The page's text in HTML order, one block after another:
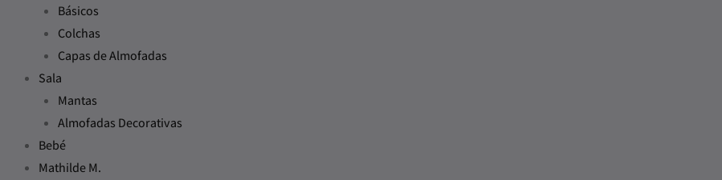
Básicos
Colchas
Capas de Almofadas
Sala
Mantas
Almofadas Decorativas
Bebé
Mathilde M.